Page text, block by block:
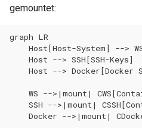
gemountet:
graph LR
Host[Host-System] -->
    Host --> SSH[SSH-Keys]
Host --> Docker[Docker
WS -->|mount|
SSH -->|mount|
Docker -->|mount|